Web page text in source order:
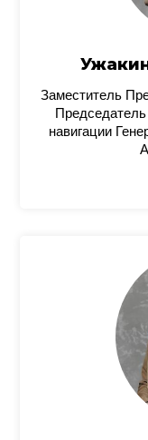
Заместитель
навигации